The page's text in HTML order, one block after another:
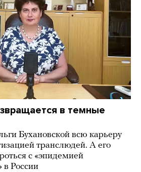
в темные
Бухановской всю карьеру
транслюдей. А его
с «эпидемией
в России